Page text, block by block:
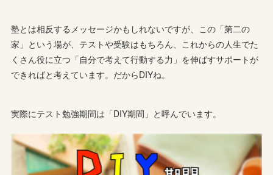
塾とは相反するメッセージかもしれないですが、この「第二の
家」という場が、テストや受験はもちろん、これからの人生でた
くさん役に立つ「自分で考えて行動する力」を伸ばすサポートが
できればと考えています。だからDIYね。
実際にテスト勉強期間は「DIY期間」と呼んでいます。